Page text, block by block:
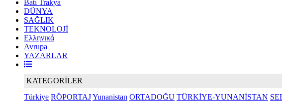
Batı Trakya
DÜNYA
SAĞLIK
TEKNOLOJİ
Ελληνικά
Avrupa
YAZARLAR
KATEGORİLER
Türkiye RÖPORTAJYunanistan ORTADOĞU TÜRKİYE-YUNANİSTAN